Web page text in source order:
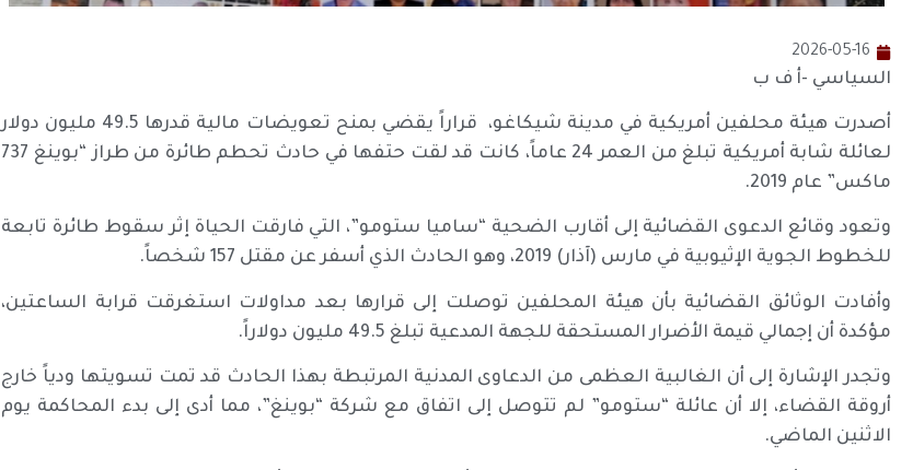
2026-05-16
السياسي -أ ف ب
أصدرت هيئة محلفين أمريكية في مدينة شيكاغو، قراراً يقضي بمنح تعويضات مالية قدرها 49.5 مليون دولار
لعائلة شابة أمريكية تبلغ من العمر 24 عاماً، كانت قد لقت حتفها في حادث تحطم طائرة من طراز “بوينغ 737
ماكس” عام 2019.
وتعود وقائع الدعوى القضائية إلى أقارب الضحية “ساميا ستومو”، التي فارقت الحياة إثر سقوط طائرة تابعة
للخطوط الجوية الإثيوبية في مارس (آذار) 2019، وهو الحادث الذي أسفر عن مقتل 157 شخصاً.
وأفادت الوثائق القضائية بأن هيئة المحلفين توصلت إلى قرارها بعد مداولات استغرقت قرابة الساعتين،
مؤكدة أن إجمالي قيمة الأضرار المستحقة للجهة المدعية تبلغ 49.5 مليون دولاراً.
وتجدر الإشارة إلى أن الغالبية العظمى من الدعاوى المدنية المرتبطة بهذا الحادث قد تمت تسويتها ودياً خارج
أروقة القضاء، إلا أن عائلة “ستومو” لم تتوصل إلى اتفاق مع شركة “بوينغ”، مما أدى إلى بدء المحاكمة يوم
الاثنين الماضي.